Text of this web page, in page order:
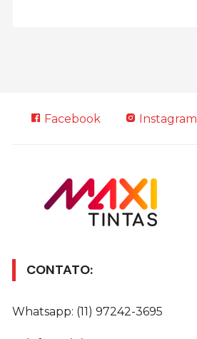
Facebook Instagram
CONTATO:
Whatsapp: (11) 97242-3695